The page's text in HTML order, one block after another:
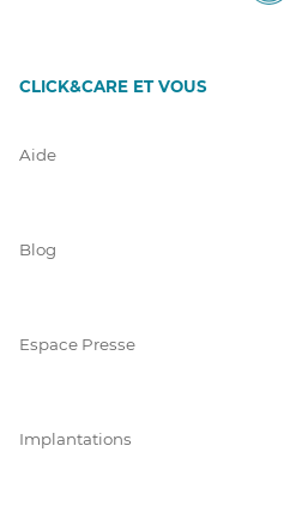
CLICK&CARE ET VOUS
Aide
Blog
Espace Presse
Implantations